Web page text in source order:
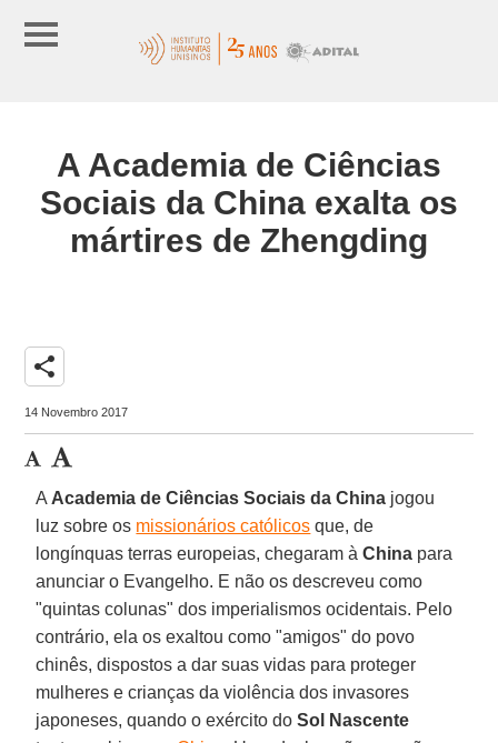
A Academia de Ciências
Sociais da China exalta os
mártires de Zhengding
share
14 Novembro 2017
A Academia de Ciências Sociais da China jogou
luz sobre os missionários católicos que, de
longínquas terras europeias, chegaram àChina para
anunciar o Evangelho. E não os descreveu como
"quintas colunas" dos imperialismos ocidentais. Pelo
contrário, ela os exaltou como "amigos" do povo
chinês, dispostos a dar suas vidas para proteger
mulheres e crianças da violência dos invasores
japoneses, quando o exército doSol Nascente